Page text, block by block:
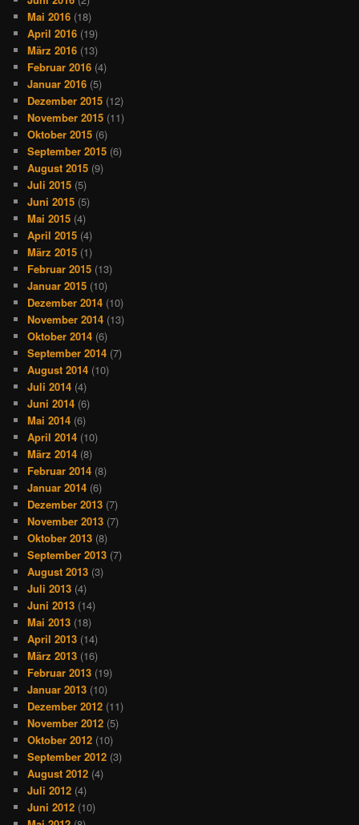
Mai 2016 (18)
April 2016 (19)
März 2016 (13)
Februar 2016 (4)
Januar 2016 (5)
Dezember 2015 (12)
November 2015 (11)
Oktober 2015 (6)
September 2015 (6)
August 2015 (9)
Juli 2015 (5)
Juni 2015 (5)
Mai 2015 (4)
April 2015 (4)
März 2015 (1)
Februar 2015 (13)
Januar 2015 (10)
Dezember 2014 (10)
November 2014 (13)
Oktober 2014 (6)
September 2014 (7)
August 2014 (10)
Juli 2014 (4)
Juni 2014 (6)
Mai 2014 (6)
April 2014 (10)
März 2014 (8)
Februar 2014 (8)
Januar 2014 (6)
Dezember 2013 (7)
November 2013 (7)
Oktober 2013 (8)
September 2013 (7)
August 2013 (3)
Juli 2013 (4)
Juni 2013 (14)
Mai 2013 (18)
April 2013 (14)
März 2013 (16)
Februar 2013 (19)
Januar 2013 (10)
Dezember 2012 (11)
November 2012 (5)
Oktober 2012 (10)
September 2012 (3)
August 2012 (4)
Juli 2012 (4)
Juni 2012 (10)